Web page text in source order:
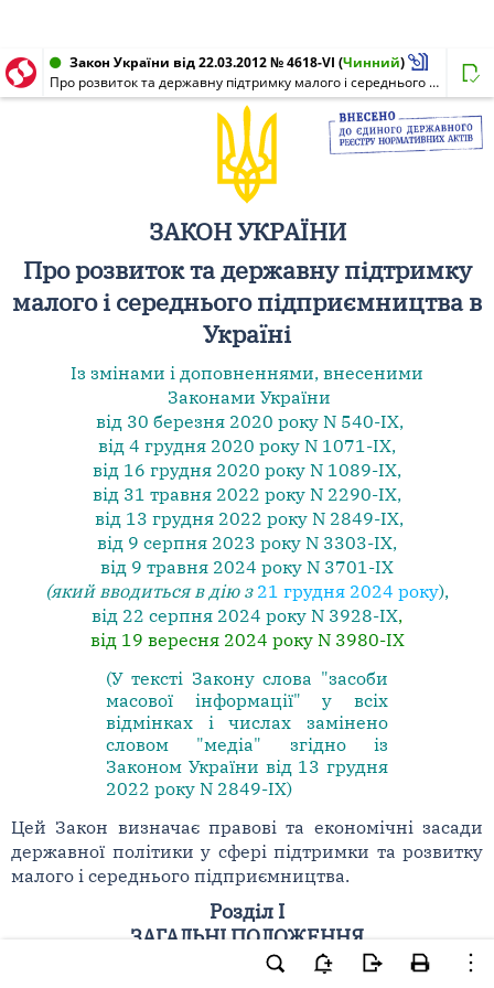
Закон України від 22.03.2012 № 4618-VI (Чинний)
Про розвиток та державну підтримку малого і середнього підприємництва в Україні